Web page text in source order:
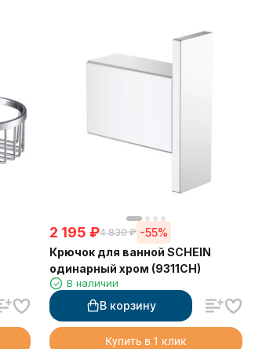
2 195 ₽4 830 ₽ -55%
Крючок для ванной SCHEIN
одинарный хром (9311CH)
В наличии
В корзину
Купить в 1 клик